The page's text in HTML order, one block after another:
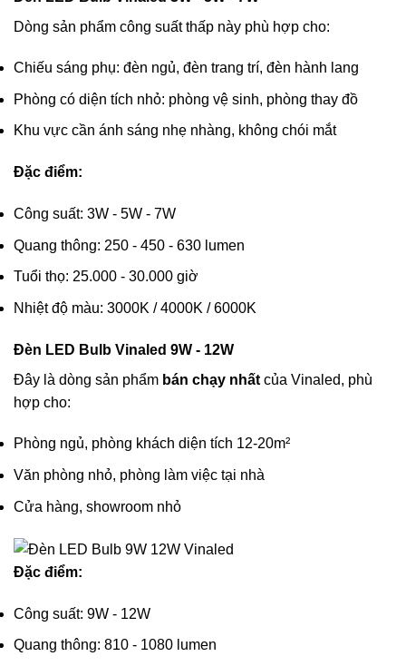
Dòng sản phẩm công suất thấp này phù hợp cho:
Chiếu sáng phụ: đèn ngủ, đèn trang trí, đèn hành lang
Phòng có diện tích nhỏ: phòng vệ sinh, phòng thay đồ
Khu vực cần ánh sáng nhẹ nhàng, không chói mắt
Đặc điểm:
Công suất: 3W - 5W - 7W
Quang thông: 250 - 450 - 630 lumen
Tuổi thọ: 25.000 - 30.000 giờ
Nhiệt độ màu: 3000K / 4000K / 6000K
Đèn LED Bulb Vinaled 9W - 12W
Đây là dòng sản phẩm bán chạy nhất của Vinaled, phù
hợp cho:
Phòng ngủ, phòng khách diện tích 12-20m²
Văn phòng nhỏ, phòng làm việc tại nhà
Cửa hàng, showroom nhỏ
Đặc điểm:
Công suất: 9W - 12W
Quang thông: 810 - 1080 lumen